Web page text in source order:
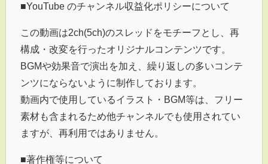
■YouTube のチャンネル収益化ポリシーについて
この動画は2ch(5ch)のスレッドをモチーフとし、再
構成・改変を行ったオリジナルコンテンツです。
BGMや効果音で演出を加え、繰り返しの多いコンテ
ンツにならないように制作しております。
動画内で使用しているイラスト・BGM等は、フリー
素材も含まれるため他チャンネルでも使用されてい
ますが、再利用ではありません。
■著作権等について